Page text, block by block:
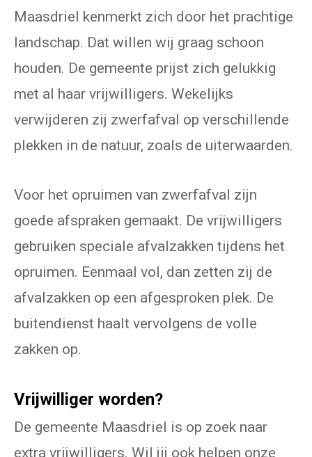
Maasdriel kenmerkt zich door het prachtige
landschap. Dat willen wij graag schoon
houden. De gemeente prijst zich gelukkig
met al haar vrijwilligers. Wekelijks
verwijderen zij zwerfafval op verschillende
plekken in de natuur, zoals de uiterwaarden.
Voor het opruimen van zwerfafval zijn
goede afspraken gemaakt. De vrijwilligers
gebruiken speciale afvalzakken tijdens het
opruimen. Eenmaal vol, dan zetten zij de
afvalzakken op een afgesproken plek. De
buitendienst haalt vervolgens de volle
zakken op.
Vrijwilliger worden?
De gemeente Maasdriel is op zoek naar
extra vrijwilligers. Wil jij ook helpen onze